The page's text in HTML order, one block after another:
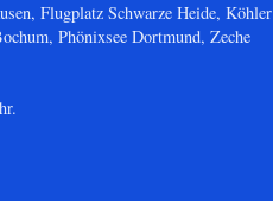
Flugplatz Schwarze Heide, Köhler
Phönixsee Dortmund, Zeche